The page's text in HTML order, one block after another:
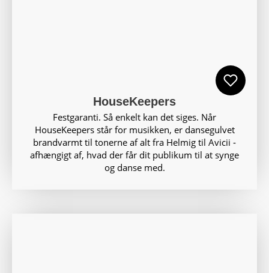
HouseKeepers
Festgaranti. Så enkelt kan det siges. Når
HouseKeepers står for musikken, er dansegulvet
brandvarmt til tonerne af alt fra Helmig til Avicii ‑
afhængigt af, hvad der får dit publikum til at synge
og danse med.